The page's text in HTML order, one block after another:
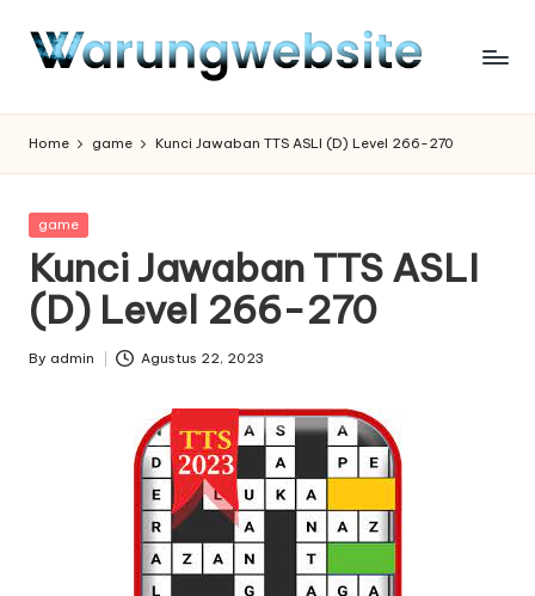
Home game Kunci Jawaban TTS ASLI (D) Level 266-270
Posted
game
Kunci Jawaban TTS ASLI
(D) Level 266-270
Posted
By admin Agustus 22, 2023